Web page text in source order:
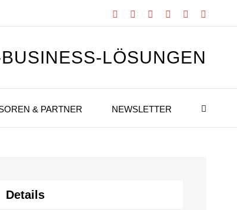
Facebook Instagram
Xing LinkedIn
LÖSUNGEN
& PARTNER NEWSLETTER
Details